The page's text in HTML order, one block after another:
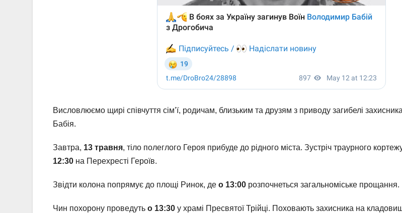
Висловлюємо щирі співчуття сім’ї, родичам, близьким та друзям з приводу загибелі
Бабія.
Завтра, 13 травня, тіло полеглого Героя прибуде до рідного міста. Зустріч траурного
12:30 на Перехресті Героїв.
Звідти колона попрямує до площі Ринок, де о 13:00 розпочнеться загальноміське прощання.
Чин похорону проведуть о 13:30 у храмі Пресвятої Трійці. Поховають захисника на